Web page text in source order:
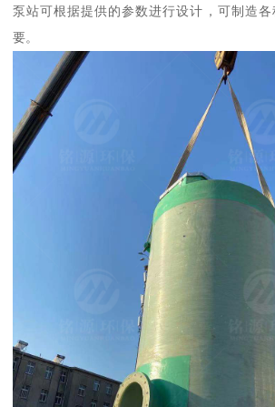
泵站可根据提供的参数进行设计，可制造
要。